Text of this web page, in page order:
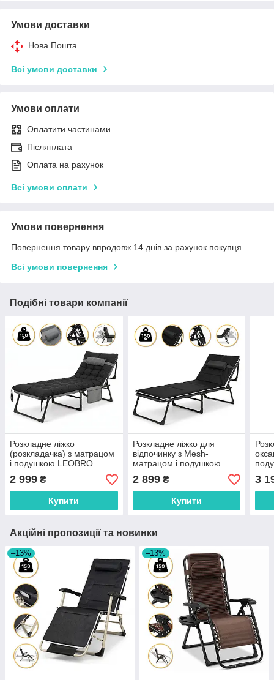
Умови доставки
Нова Пошта
Всі умови доставки
Умови оплати
Оплатити частинами
Післяплата
Оплата на рахунок
Всі умови оплати
Умови повернення
Повернення товару впродовж 14 днів за рахунок покупця
Всі умови повернення
Подібні товари компанії
Розкладне ліжко
(розкладачка) з матрацом
і подушкою LEOBRO
Striped (LB-FB-A1-STR)
2 999 ₴
Купити
Розкладне ліжко для
відпочинку з Mesh-
матрацом і подушкою
LEOBRO Black (LB-FB-A2-
BLK)
2 899₴
Купити
FB-
3
Акційні пропозиції та новинки
–13% –13%